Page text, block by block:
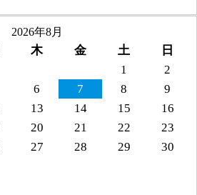
2026年8月
木 金 土
日
1
2
6 7 8
9
13 14 15
16
20 21 22
23
27 28 29
30